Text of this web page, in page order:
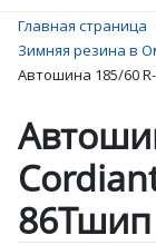
Главная страница
Зимняя резина в
Автошина 185/60